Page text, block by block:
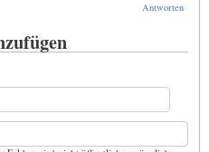
Antworten